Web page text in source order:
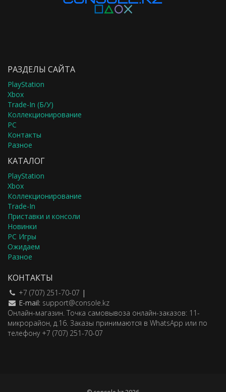
РАЗДЕЛЫ САЙТА
PlayStation
Xbox
Trade-In (Б/У)
Коллекционирование
PC
Контакты
Разное
КАТАЛОГ
PlayStation
Xbox
Коллекционирование
Trade-In
Приставки и консоли
Новинки
PC Игры
Ожидаем
Разное
КОНТАКТЫ
+7 (707) 251-70-07 |
E-mail: support@console.kz
Онлайн-магазин. Точка самовывоза онлайн-заказов: 11-
микрорайон, д.16. Заказы принимаются в WhatsApp или по
телефону +7 (707) 251-70-07